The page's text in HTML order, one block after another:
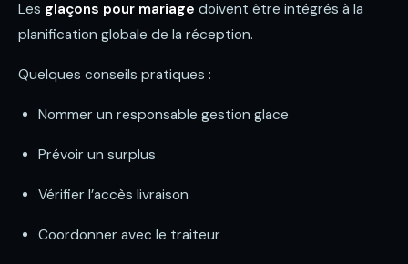
Les glaçons pour mariage doivent être intégrés à la
planification globale de la réception.
Quelques conseils pratiques :
Nommer un responsable gestion glace
Prévoir un surplus
Vérifier l’accès livraison
Coordonner avec le traiteur